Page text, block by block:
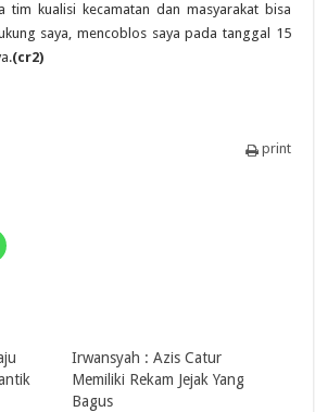
tim kualisi kecamatan dan masyarakat bisa
saya, mencoblos saya pada tanggal 15
(cr2)
print
Irwansyah : Azis Catur
Memiliki Rekam Jejak Yang
Bagus